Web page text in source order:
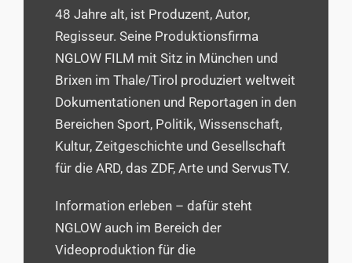
48 Jahre alt, ist Produzent, Autor,
Regisseur. Seine Produktionsfirma
NGLOW FILM mit Sitz in München und
Brixen im Thale/Tirol produziert weltweit
Dokumentationen und Reportagen in den
Bereichen Sport, Politik, Wissenschaft,
Kultur, Zeitgeschichte und Gesellschaft
für die ARD, das ZDF, Arte und ServusTV.
Information erleben – dafür steht
NGLOW auch im Bereich der
Videoproduktion für die